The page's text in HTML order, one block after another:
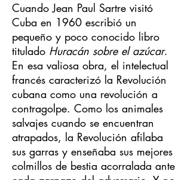
Cuando Jean Paul Sartre visitó
Cuba en 1960 escribió un
pequeño y poco conocido libro
titulado Huracán sobre el azúcar.
En esa valiosa obra, el intelectual
francés caracterizó la Revolución
cubana como una revolución a
contragolpe. Como los animales
salvajes cuando se encuentran
atrapados, la Revolución afilaba
sus garras y enseñaba sus mejores
colmillos de bestia acorralada ante